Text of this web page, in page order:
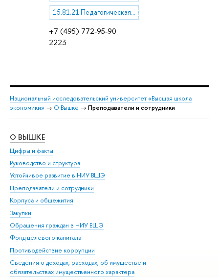
+7 (495) 772-95-90
2223
15.81.21 Педагогическая психология
Национальный исследовательский университет «Высшая школа
экономики» → О Вышке → Преподаватели и сотрудники
О ВЫШКЕ
Цифры и факты
Руководство и структура
Устойчивое развитие в НИУ ВШЭ
Преподаватели и сотрудники
Корпуса и общежития
Закупки
Обращения граждан в НИУ ВШЭ
Фонд целевого капитала
Противодействие коррупции
Сведения о доходах, расходах, об имуществе и
обязательствах имущественного характера